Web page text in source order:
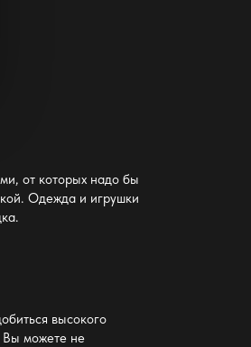
от которых надо бы
Одежда и игрушки
высокого
Вы можете не